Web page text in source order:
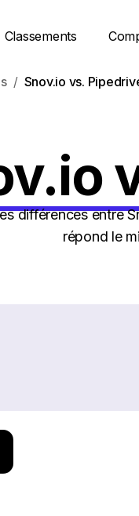
Classements
Snov.io vs.
différences entre
répond le